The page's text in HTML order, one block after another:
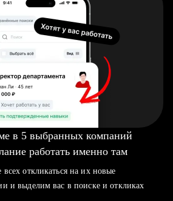
в 5 выбранных компаний
работать именно там
откликаться на их новые
и выделим вас в поиске и откликах